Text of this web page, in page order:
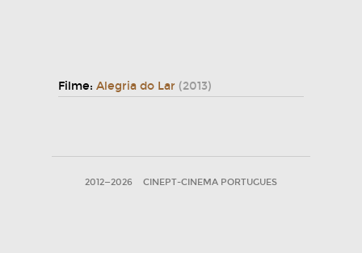
Filme: Alegria do Lar (2013)
2012—2026 CINEPT-CINEMA PORTUGUES